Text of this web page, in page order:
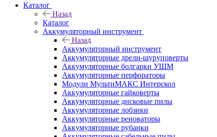
Каталог
Назад
Каталог
Аккумуляторный инструмент
Назад
Аккумуляторный инструмент
Аккумуляторные дрели-шуруповерты
Аккумуляторные болгарки УШМ
Аккумуляторные перфораторы
Модули МультиМАКС Интерскол
Аккумуляторные гайковерты
Аккумуляторные дисковые пилы
Аккумуляторные лобзики
Аккумуляторные реноваторы
Аккумуляторные рубанки